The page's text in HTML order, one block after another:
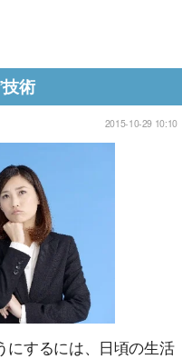
術
2015-10-29 10:10
にするには、日頃の生活